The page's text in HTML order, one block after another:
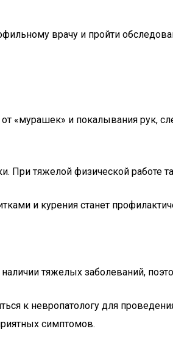
врачу и пройти
и покалывания рук,
При тяжелой физической
и курения станет
тяжелых заболеваний,
к невропатологу для
симптомов.